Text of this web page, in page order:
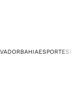
BAHIAESPORTES